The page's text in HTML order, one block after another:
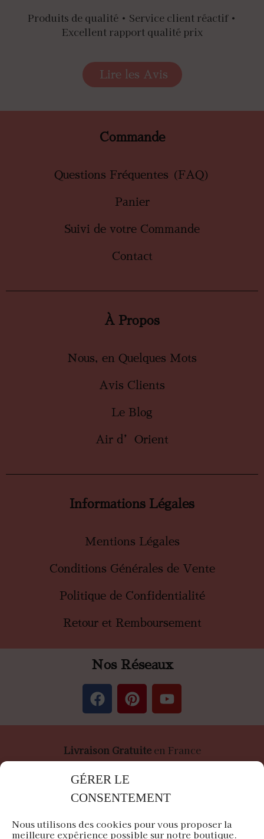
GÉRER LE
CONSENTEMENT
Nous utilisons des cookies pour vous proposer la
meilleure expérience possible sur notre boutique.
Produits de qualité • Service client réactif •
Excellent rapport qualité prix
Lire les Avis
Commande
Questions Fréquentes (FAQ)
Panier
Suivi de votre Commande
Contact
À Propos
Nous, en Quelques Mots
Avis Clients
Le Blog
Air d’Orient
Informations Légales
Mentions Légales
Conditions Générales de Vente
Politique de Confidentialité
Retour et Remboursement
Nos Réseaux
Livraison Gratuiteen France
PaiementSécurisé